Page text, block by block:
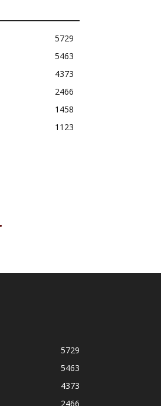
5729
5463
4373
2466
1458
1123
5729
5463
4373
2466